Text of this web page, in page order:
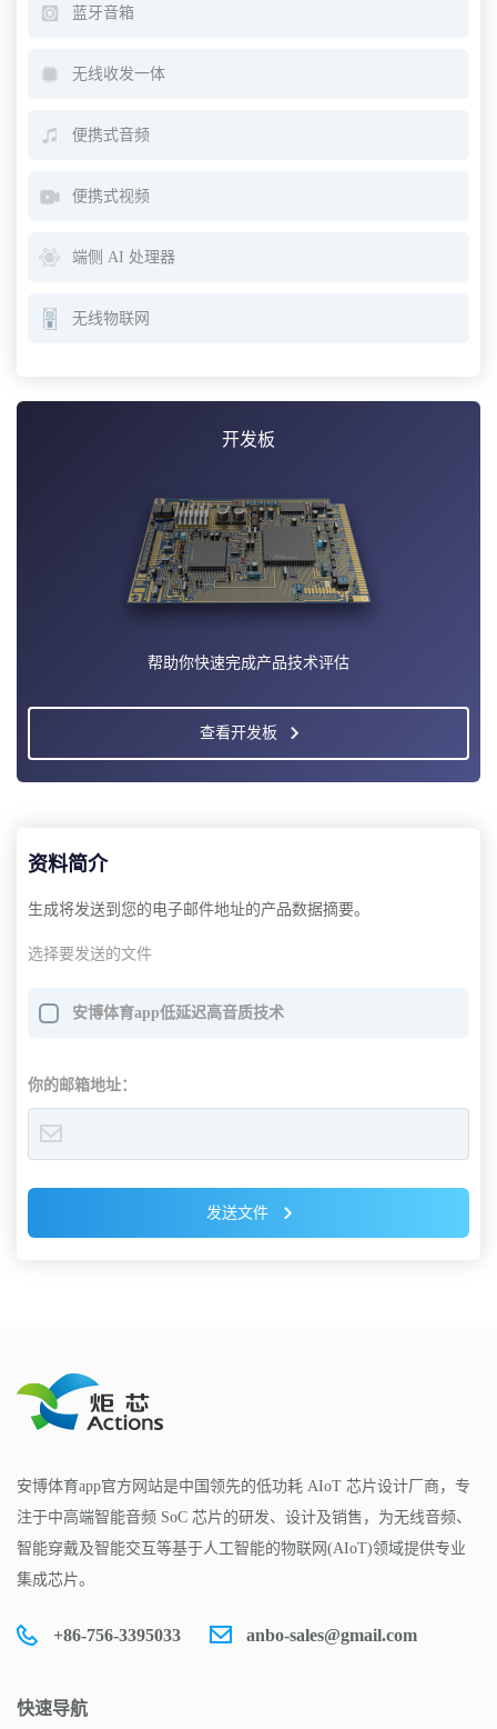
蓝牙音箱
无线收发一体
便携式音频
便携式视频
端侧 AI 处理器
无线物联网
开发板
帮助你快速完成产品技术评估
查看开发板
资料简介
生成将发送到您的电子邮件地址的产品数据摘要。
选择要发送的文件
安博体育app低延迟高音质技术
你的邮箱地址：
发送文件
安博体育app官方网站是中国领先的低功耗 AIoT 芯片设计厂商，专
注于中高端智能音频 SoC 芯片的研发、设计及销售，为无线音频、
智能穿戴及智能交互等基于人工智能的物联网(AIoT)领域提供专业
集成芯片。
+86-756-3395033 anbo-sales@gmail.com
快速导航